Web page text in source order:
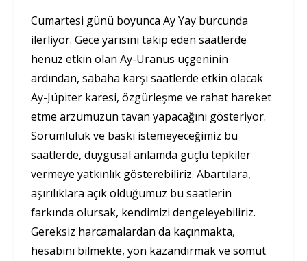
Cumartesi günü boyunca Ay Yay burcunda
ilerliyor. Gece yarısını takip eden saatlerde
henüz etkin olan Ay-Uranüs üçgeninin
ardından, sabaha karşı saatlerde etkin olacak
Ay-Jüpiter karesi, özgürleşme ve rahat hareket
etme arzumuzun tavan yapacağını gösteriyor.
Sorumluluk ve baskı istemeyeceğimiz bu
saatlerde, duygusal anlamda güçlü tepkiler
vermeye yatkınlık gösterebiliriz. Abartılara,
aşırılıklara açık olduğumuz bu saatlerin
farkında olursak, kendimizi dengeleyebiliriz.
Gereksiz harcamalardan da kaçınmakta,
hesabını bilmekte, yön kazandırmak ve somut